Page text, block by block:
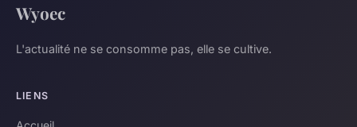
Wyoec
L'actualité ne se consomme pas, elle se cultive.
LIENS